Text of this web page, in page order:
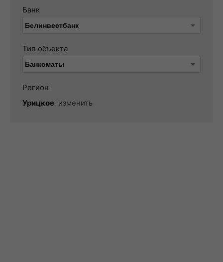
Банк
Тип объекта
Регион
Урицкое изменить